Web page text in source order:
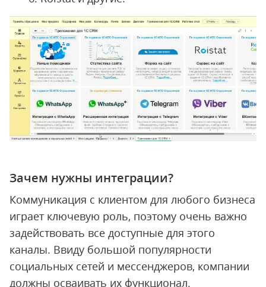
Зачем нужны интеграции?
Коммуникация с клиентом для любого бизнеса
играет ключевую роль, поэтому очень важно
задействовать все доступные для этого
каналы. Ввиду большой популярности
социальных сетей и мессенджеров, компании
должны осваивать их функционал.